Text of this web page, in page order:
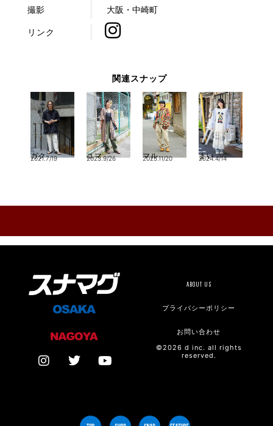
撮影 大阪・中崎町
リンク
関連スナップ
ガク
2021.7/19 ユマ
2023.9/26 マル
2025.11/20 まい
2024.4/14
ABOUT US
プライバシーポリシー
お問い合わせ
©2026 d inc. all rights
reserved.